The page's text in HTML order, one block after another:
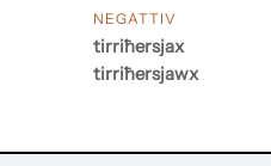
NEGATTIV
tirriħersjax
tirriħersjawx